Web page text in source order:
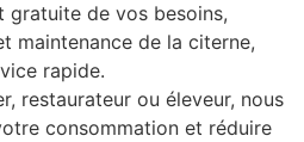
gratuite de vos besoins,
maintenance de la citerne,
rapide.
restaurateur ou éleveur, nous
consommation et réduire